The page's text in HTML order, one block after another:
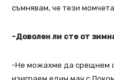
съмнявам, че тези
-Доволен ли сте от
-Не можахме да срещнем